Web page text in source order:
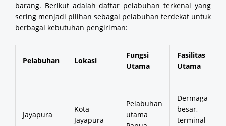
barang. Berikut adalah daftar pelabuhan terkenal yang
sering menjadi pilihan sebagai pelabuhan terdekat untuk
berbagai kebutuhan pengiriman:
Pelabuhan Lokasi
Fungsi
Utama
Fasilitas
Utama
Jayapura
Kota
Jayapura
Pelabuhan
utama
Dermaga
besar,
terminal